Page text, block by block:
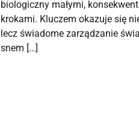
biologiczny małymi,
krokami. Kluczem okazuje się
lecz świadome zarządzanie
snem […]